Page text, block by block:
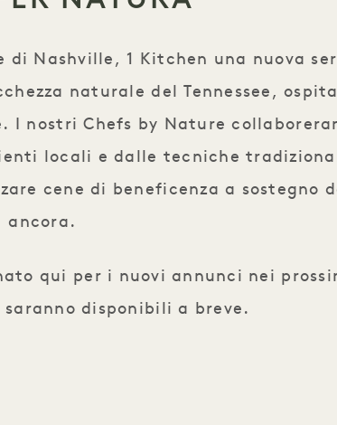
Nashville, 1 Kitchen una nuova
naturale del Tennessee,
I nostri Chefs by Nature
locali e dalle tecniche
cene di beneficenza a sostegno
ancora.
qui per i nuovi annunci nei
disponibili a breve.